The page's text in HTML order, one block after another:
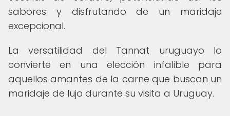
sabores y disfrutando de un maridaje
excepcional.
La versatilidad del Tannat uruguayo lo
convierte en una elección infalible para
aquellos amantes de la carne que buscan un
maridaje de lujo durante su visita a Uruguay.